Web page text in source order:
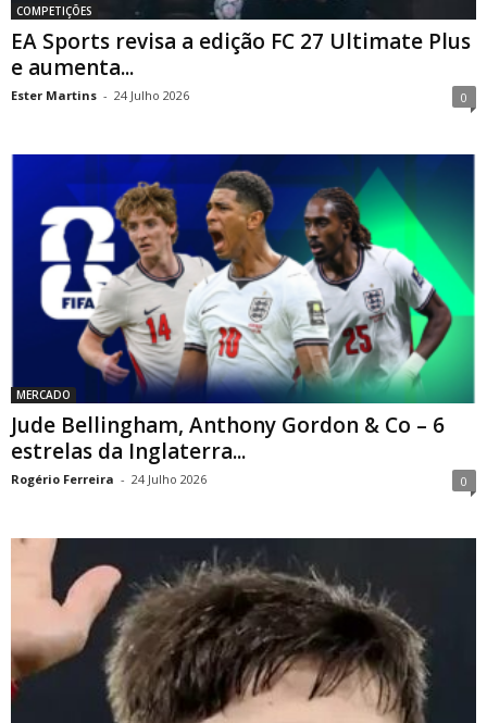
COMPETIÇÕES
EA Sports revisa a edição FC 27 Ultimate Plus
e aumenta...
Ester Martins - 24 Julho 2026 0
MERCADO
Jude Bellingham, Anthony Gordon & Co – 6
estrelas da Inglaterra...
Rogério Ferreira - 24 Julho 2026 0